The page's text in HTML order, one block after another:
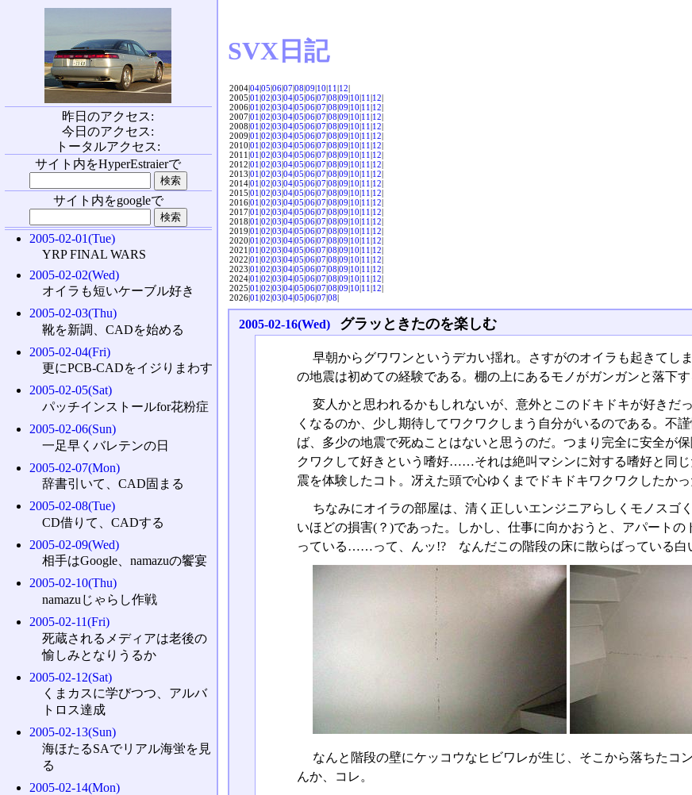
SVX日記
2004|04|05|06|07|08|09|10|11|12|
2005|01|02|03|04|05|06|07|08|09|10|11|12|
2006|01|02|03|04|05|06|07|08|09|10|11|12|
2007|01|02|03|04|05|06|07|08|09|10|11|12|
2008|01|02|03|04|05|06|07|08|09|10|11|12|
2009|01|02|03|04|05|06|07|08|09|10|11|12|
2010|01|02|03|04|05|06|07|08|09|10|11|12|
2011|01|02|03|04|05|06|07|08|09|10|11|12|
2012|01|02|03|04|05|06|07|08|09|10|11|12|
2013|01|02|03|04|05|06|07|08|09|10|11|12|
2014|01|02|03|04|05|06|07|08|09|10|11|12|
2015|01|02|03|04|05|06|07|08|09|10|11|12|
2016|01|02|03|04|05|06|07|08|09|10|11|12|
2017|01|02|03|04|05|06|07|08|09|10|11|12|
2018|01|02|03|04|05|06|07|08|09|10|11|12|
2019|01|02|03|04|05|06|07|08|09|10|11|12|
2020|01|02|03|04|05|06|07|08|09|10|11|12|
2021|01|02|03|04|05|06|07|08|09|10|11|12|
2022|01|02|03|04|05|06|07|08|09|10|11|12|
2023|01|02|03|04|05|06|07|08|09|10|11|12|
2024|01|02|03|04|05|06|07|08|09|10|11|12|
2025|01|02|03|04|05|06|07|08|09|10|11|12|
2026|01|02|03|04|05|06|07|08|
2005-02-16(Wed) グラッときたのを楽しむ
早朝からグワワンというデカい揺れ。さすがのオイラも起きてし
の地震は初めての経験である。棚の上にあるモノがガンガンと落下す
変人かと思われるかもしれないが、意外とこのドキドキが好きだ
くなるのか、少し期待してワクワクしまう自分がいるのである。不
ば、多少の地震で死ぬことはないと思うのだ。つまり完全に安全が
クワクして好きという嗜好……それは絶叫マシンに対する嗜好と同
震を体験したコト。冴えた頭で心ゆくまでドキドキワクワクしたかっ
ちなみにオイラの部屋は、清く正しいエンジニアらしくモノスゴ
いほどの損害(？)であった。しかし、仕事に向かおうと、アパート
っている……って、んッ!? なんだこの階段の床に散らばっている白
なんと階段の壁にケッコウなヒビワレが生じ、そこから落ちたコ
んか、コレ。
昨日のアクセス:
今日のアクセス:
トータルアクセス:
サイト内をHyperEstraierで
サイト内をgoogleで
2005-02-01(Tue)
YRP FINAL WARS
2005-02-02(Wed)
オイラも短いケーブル好き
2005-02-03(Thu)
靴を新調、CADを始める
2005-02-04(Fri)
更にPCB-CADをイジりまわす
2005-02-05(Sat)
パッチインストールfor花粉症
2005-02-06(Sun)
一足早くバレテンの日
2005-02-07(Mon)
辞書引いて、CAD固まる
2005-02-08(Tue)
CD借りて、CADする
2005-02-09(Wed)
相手はGoogle、namazuの饗宴
2005-02-10(Thu)
namazuじゃらし作戦
2005-02-11(Fri)
死蔵されるメディアは老後の
愉しみとなりうるか
2005-02-12(Sat)
くまカスに学びつつ、アルバ
トロス達成
2005-02-13(Sun)
海ほたるSAでリアル海蛍を見
る
2005-02-14(Mon)